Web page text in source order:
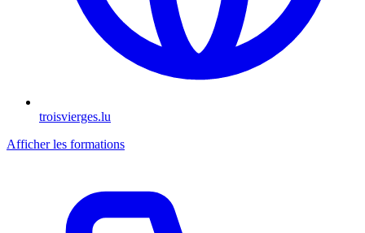
troisvierges.lu
Afficher les formations